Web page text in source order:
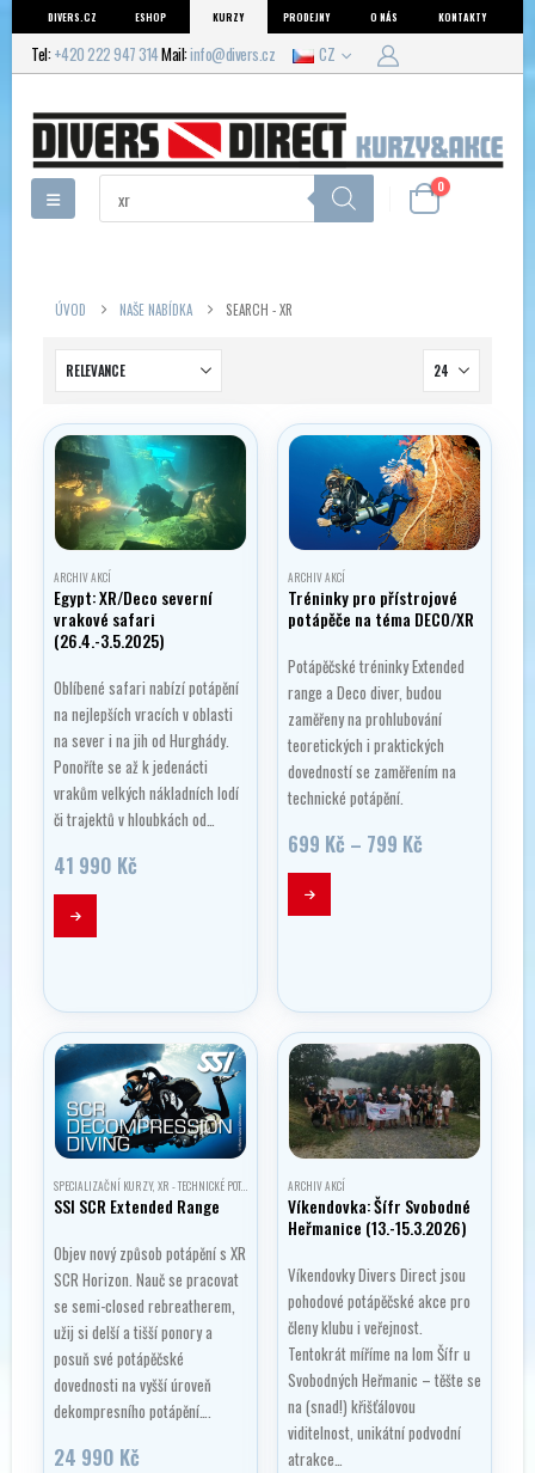
DIVERS.CZ ESHOP KURZY PRODEJNY O NÁS KONTAKTY
Tel: +420 222 947 314Mail:info@divers.cz CZ
Products
search 0
ÚVOD NAŠE NABÍDKA SEARCH - XR
ARCHIV AKCÍ
Egypt: XR/Deco severní
vrakové safari
(26.4.-3.5.2025)
Oblíbené safari nabízí potápění
na nejlepších vracích v oblasti
na sever i na jih od Hurghády.
Ponoříte se až k jedenácti
vrakům velkých nákladních lodí
či trajektů v hloubkách od…
41 990 Kč
ARCHIV AKCÍ
Tréninky pro přístrojové
potápěče na téma DECO/XR
Potápěčské tréninky Extended
range a Deco diver, budou
zaměřeny na prohlubování
teoretických i praktických
dovedností se zaměřením na
technické potápění.
699 Kč – 799 Kč
Tento
produkt
Možnosti
lze
vybrat
na
stránce
produktu
SPECIALIZAČNÍ KURZY, XR - TECHNICKÉ POTÁPĚNÍ
SSI SCR Extended Range
Objev nový způsob potápění s XR
SCR Horizon. Nauč se pracovat
se semi-closed rebreatherem,
užij si delší a tišší ponory a
posuň své potápěčské
dovednosti na vyšší úroveň
dekompresního potápění….
24 990 Kč
ARCHIV AKCÍ
Víkendovka: Šífr Svobodné
Heřmanice (13.-15.3.2026)
Víkendovky Divers Direct jsou
pohodové potápěčské akce pro
členy klubu i veřejnost.
Tentokrát míříme na lom Šífr u
Svobodných Heřmanic – těšte se
na (snad!) křišťálovou
viditelnost, unikátní podvodní
atrakce…